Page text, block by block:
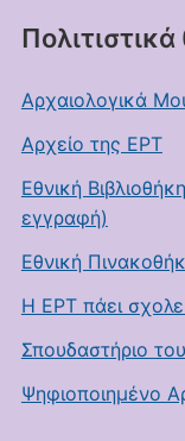
Αρχαιολογικά
Αρχείο της ΕΡΤ
Εθνική
εγγραφή)
Εθνική
Η ΕΡΤ πάει
Σπουδαστήριο
Ψηφιοποιημένο